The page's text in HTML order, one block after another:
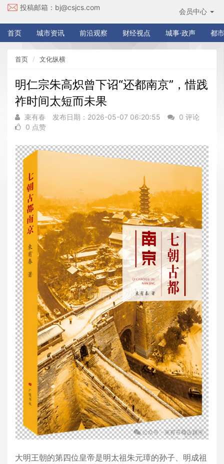
投稿邮箱： bj@csjcs.com 会员中心
首页 城市资讯 前沿观察 财经视点 城事·政声 都
首页 文化纵横
明仁宗朱高炽曾下诏“还都南京”，惜践
祚时间太短而未果
束有春 发布日期：2026-05-07 06:20:55
0 评论
0 点赞
大明王朝的第四位皇帝是明太祖朱元璋的孙子、明成祖